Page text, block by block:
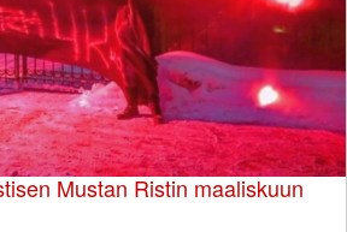
Mustan Ristin maaliskuun